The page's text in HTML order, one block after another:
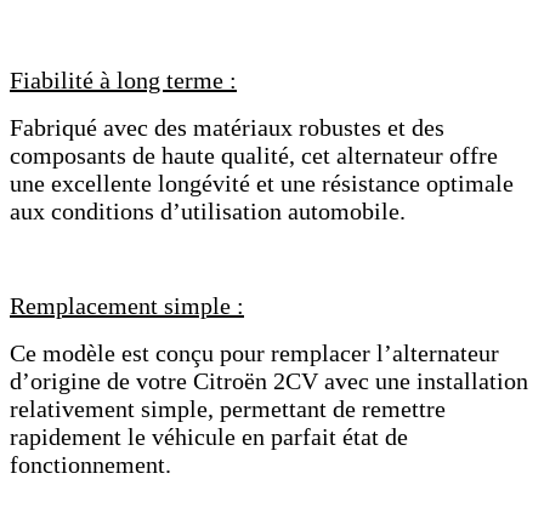
Fiabilité à long terme :
Fabriqué avec des matériaux robustes et des
composants de haute qualité, cet alternateur offre
une excellente longévité et une résistance optimale
aux conditions d’utilisation automobile.
Remplacement simple :
Ce modèle est conçu pour remplacer l’alternateur
d’origine de votre Citroën 2CV avec une installation
relativement simple, permettant de remettre
rapidement le véhicule en parfait état de
fonctionnement.